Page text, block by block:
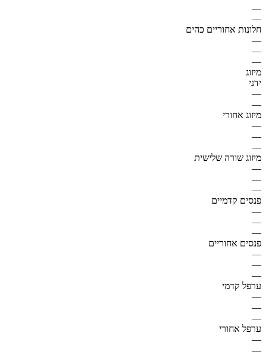
—
—
חלונות אחוריים כהים
—
—
—
מיזוג
ידני
—
—
מיזוג אחורי
—
—
—
מיזוג שורה שלישית
—
—
—
פנסים קדמיים
—
—
—
פנסים אחוריים
—
—
—
ערפל קדמי
—
—
—
ערפל אחורי
—
—